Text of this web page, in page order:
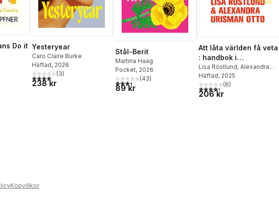
Do it Yesteryear
Caro Claire Burke
Häftad, 2026
4,0utav 5 stjärnor. Totalt antal röster:
(3)
238 kr
Stål-Berit
Martina Haag
Pocket, 2026
3,4utav 5 stjärnor. Totalt antal röster:
(43)
89 kr
Att låta världen få veta
: handbok i
klimatjournalistik
Lisa Röstlund, Alexandra
Urisman Otto
Häftad, 2025
4,3utav 5 stjärnor. Totalt
(6)
206 kr
Köpvillkor